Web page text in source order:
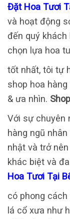
Đặt Hoa Tươi
và hoạt động
đến quý
chọn lựa hoa
tốt nhất, tôi tự
shop hoa
& ưa nhìn.
Với sự chuyên
hàng ngũ
nhật và trở
khác biệt và
Hoa Tươi Tại
có phong
lá cổ xưa như